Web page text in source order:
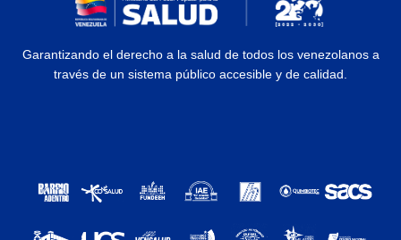
Garantizando el derecho a la salud de todos los venezolanos a
través de un sistema público accesible y de calidad.